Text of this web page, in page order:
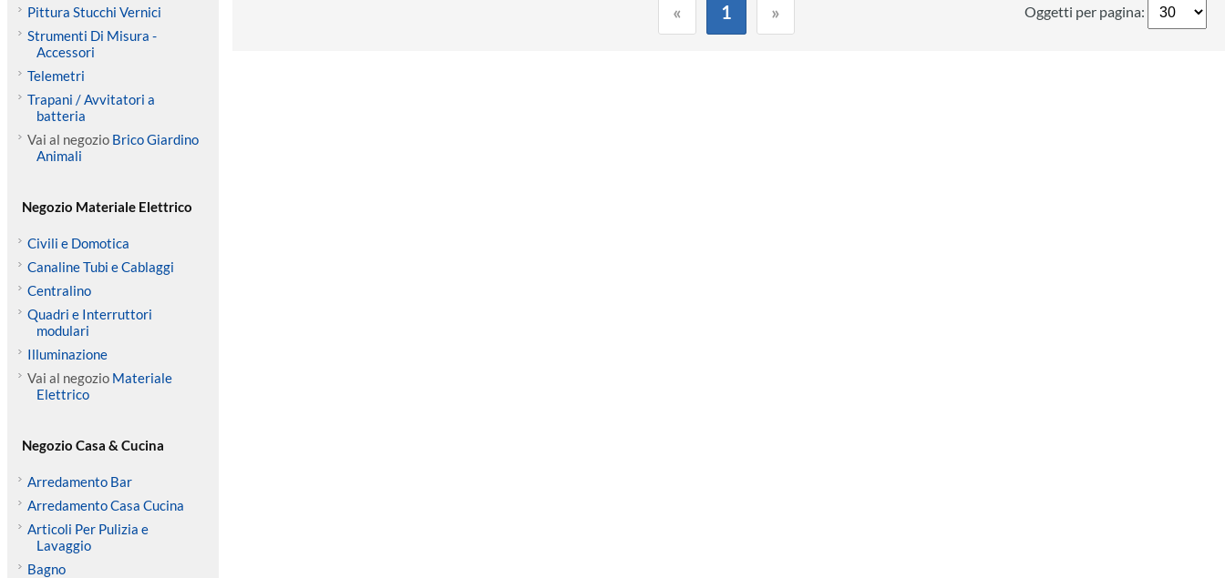
Pittura Stucchi Vernici
Strumenti Di Misura -
Accessori
Telemetri
Trapani / Avvitatori a
batteria
Vai al negozio Brico Giardino
Animali
Negozio Materiale Elettrico
Civili e Domotica
Canaline Tubi e Cablaggi
Centralino
Quadri e Interruttori
modulari
Illuminazione
Vai al negozio Materiale
Elettrico
Negozio Casa & Cucina
Arredamento Bar
Arredamento Casa Cucina
Articoli Per Pulizia e
Lavaggio
Bagno
« 1 » Oggetti per pagina: